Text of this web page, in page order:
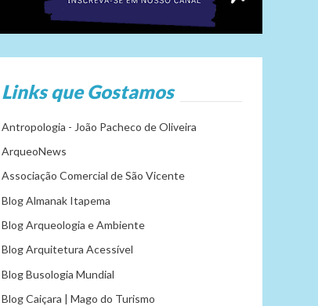
Links que Gostamos
Antropologia - João Pacheco de Oliveira
ArqueoNews
Associação Comercial de São Vicente
Blog Almanak Itapema
Blog Arqueologia e Ambiente
Blog Arquitetura Acessível
Blog Busologia Mundial
Blog Caiçara | Mago do Turismo